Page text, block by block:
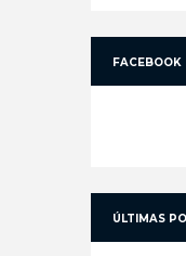
FACEBOOK
ÚLTIMAS